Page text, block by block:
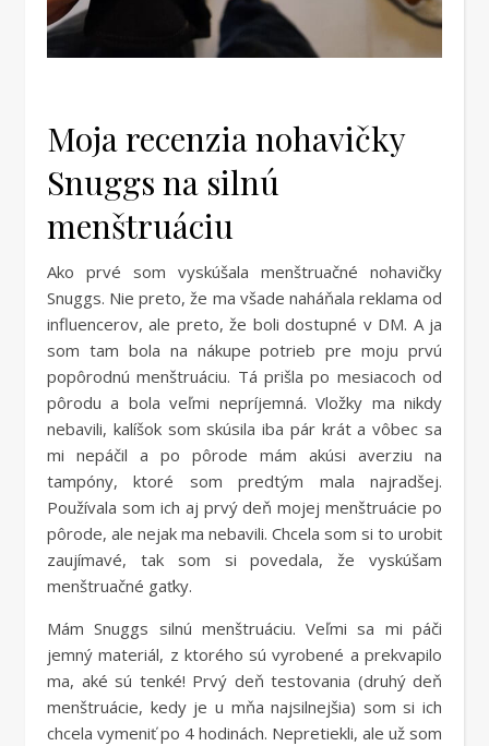
Moja recenzia nohavičky
Snuggs na silnú
menštruáciu
Ako prvé som vyskúšala menštruačné nohavičky
Snuggs. Nie preto, že ma všade naháňala reklama od
influencerov, ale preto, že boli dostupné v DM. A ja
som tam bola na nákupe potrieb pre moju prvú
popôrodnú menštruáciu. Tá prišla po mesiacoch od
pôrodu a bola veľmi nepríjemná. Vložky ma nikdy
nebavili, kalíšok som skúsila iba pár krát a vôbec sa
mi nepáčil a po pôrode mám akúsi averziu na
tampóny, ktoré som predtým mala najradšej.
Používala som ich aj prvý deň mojej menštruácie po
pôrode, ale nejak ma nebavili. Chcela som si to urobiť
zaujímavé, tak som si povedala, že vyskúšam
menštruačné gaťky.
Mám Snuggs silnú menštruáciu. Veľmi sa mi páči
jemný materiál, z ktorého sú vyrobené a prekvapilo
ma, aké sú tenké! Prvý deň testovania (druhý deň
menštruácie, kedy je u mňa najsilnejšia) som si ich
chcela vymeniť po 4 hodinách. Nepretiekli, ale už som